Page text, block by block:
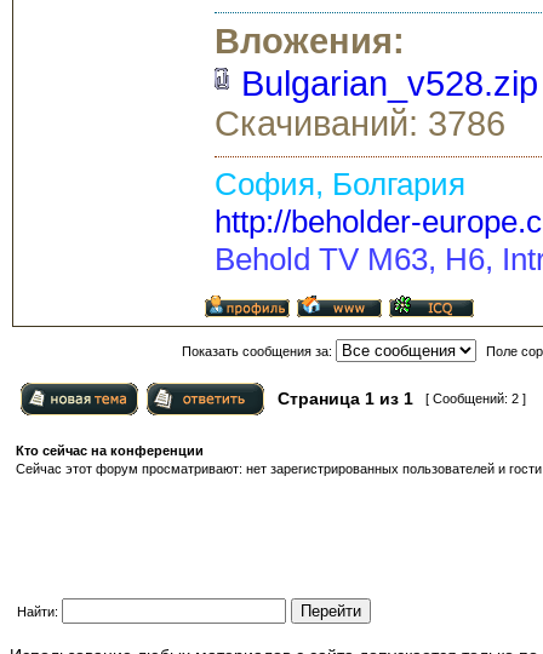
Вложения:
Bulgarian_v528.zip
Скачиваний: 3786
София, Болгария
http://beholder-
Behold TV M63, H6,
Показать сообщения за: Поле
Страница 1 из 1 [ Сообщений: 2 ]
Кто сейчас на конференции
Сейчас этот форум просматривают: нет зарегистрированных пользователей и
Найти: